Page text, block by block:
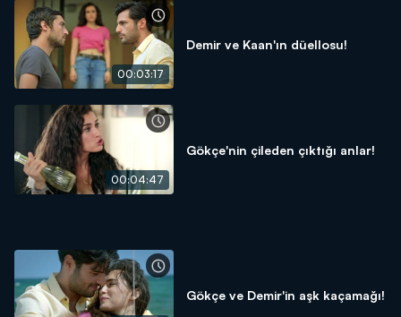
00:03:17
Demir ve Kaan'ın düellosu!
00:04:47
Gökçe'nin çileden çıktığı anlar!
Gökçe ve Demir'in aşk kaçamağı!